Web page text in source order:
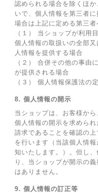
認められる場合を除くほ
いで、個人情報を第三者
場合は上記に定める第三者
（１） 当ショップが利用
個人情報の取扱いの全部
人情報を提供する場合
（２） 合併その他の事由
が提供される場合
（３） 個人情報保護法の
8. 個人情報の開示
当ショップは、お客様か
個人情報の開示を求めら
請求であることを確認の
を行います（当該個人情
知いたします。）。但し
り、当ショップが開示の
はありません。
9. 個人情報の訂正等